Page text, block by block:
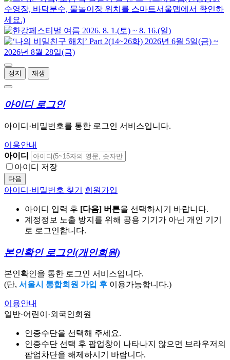
정지 재생
아이디 로그인
아이디·비밀번호를 통한 로그인 서비스입니다.
이용안내
아이디
아이디 저장
다음
아이디·비밀번호 찾기 회원가입
아이디 입력 후 [다음] 버튼을 선택하시기 바랍니다.
계정정보 노출 방지를 위해 공용 기기가 아닌 개인 기기
로 로그인합니다.
본인확인 로그인(개인회원)
본인확인을 통한 로그인 서비스입니다.
(단, 서울시 통합회원 가입 후 이용가능합니다.)
이용안내
일반·어린이·외국인회원
인증수단을 선택해 주세요.
인증수단 선택 후 팝업창이 나타나지 않으면 브라우저의
팝업차단을 해제하시기 바랍니다.